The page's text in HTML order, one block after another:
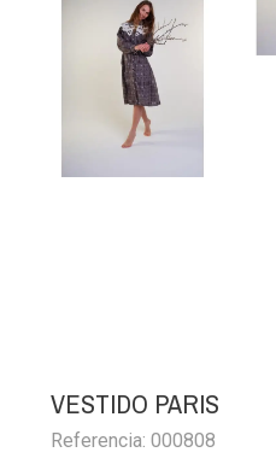
VESTIDO PARIS
Referencia: 000808